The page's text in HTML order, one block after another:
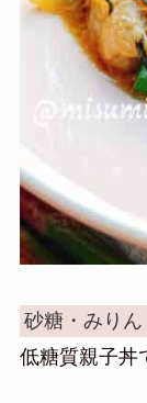
砂糖・みり
低糖質親子丼